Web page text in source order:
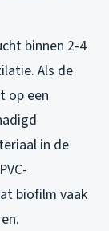
binnen 2-4
Als de
op een
in de
biofilm vaak